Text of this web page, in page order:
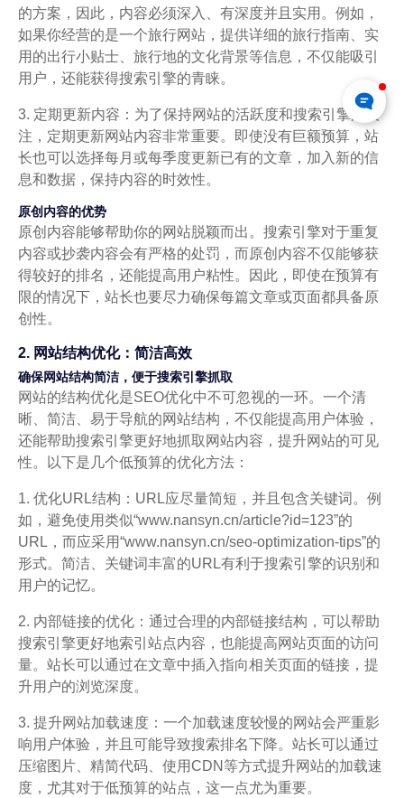
的方案，因此，内容必须深入、有深度并且实用。例如，
如果你经营的是一个旅行网站，提供详细的旅行指南、实
用的出行小贴士、旅行地的文化背景等信息，不仅能吸引
用户，还能获得搜索引擎的青睐。
3. 定期更新内容：为了保持网站的活跃度和搜索引擎的关
注，定期更新网站内容非常重要。即使没有巨额预算，站
长也可以选择每月或每季度更新已有的文章，加入新的信
息和数据，保持内容的时效性。
原创内容的优势
原创内容能够帮助你的网站脱颖而出。搜索引擎对于重复
内容或抄袭内容会有严格的处罚，而原创内容不仅能够获
得较好的排名，还能提高用户粘性。因此，即使在预算有
限的情况下，站长也要尽力确保每篇文章或页面都具备原
创性。
2. 网站结构优化：简洁高效
确保网站结构简洁，便于搜索引擎抓取
网站的结构优化是SEO优化中不可忽视的一环。一个清
晰、简洁、易于导航的网站结构，不仅能提高用户体验，
还能帮助搜索引擎更好地抓取网站内容，提升网站的可见
性。以下是几个低预算的优化方法：
1. 优化URL结构：URL应尽量简短，并且包含关键词。例
如，避免使用类似“www.nansyn.cn/article?id=123”的
URL，而应采用“www.nansyn.cn/seo-optimization-tips”的
形式。简洁、关键词丰富的URL有利于搜索引擎的识别和
用户的记忆。
2. 内部链接的优化：通过合理的内部链接结构，可以帮助
搜索引擎更好地索引站点内容，也能提高网站页面的访问
量。站长可以通过在文章中插入指向相关页面的链接，提
升用户的浏览深度。
3. 提升网站加载速度：一个加载速度较慢的网站会严重影
响用户体验，并且可能导致搜索排名下降。站长可以通过
压缩图片、精简代码、使用CDN等方式提升网站的加载速
度，尤其对于低预算的站点，这一点尤为重要。